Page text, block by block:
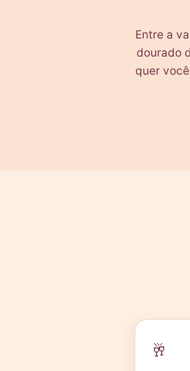
Entre a
dourado
quer
🥂